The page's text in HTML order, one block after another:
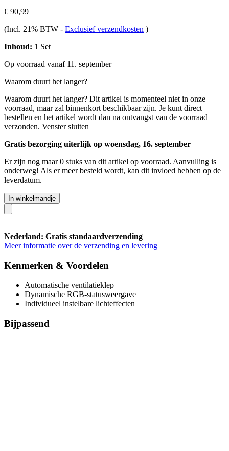
€ 90,99
(Incl. 21% BTW - Exclusief verzendkosten )
Inhoud: 1 Set
Op voorraad vanaf 11. september
Waarom duurt het langer?
Waarom duurt het langer? Dit artikel is momenteel niet in onze
voorraad, maar zal binnenkort beschikbaar zijn. Je kunt direct
bestellen en het artikel wordt dan na ontvangst van de voorraad
verzonden. Venster sluiten
Gratis bezorging uiterlijk op woensdag, 16. september
Er zijn nog maar 0 stuks van dit artikel op voorraad. Aanvulling is
onderweg! Als er meer besteld wordt, kan dit invloed hebben op de
leverdatum.
In winkelmandje
Nederland: Gratis standaardverzending
Meer informatie over de verzending en levering
Kenmerken & Voordelen
Automatische ventilatieklep
Dynamische RGB-statusweergave
Individueel instelbare lichteffecten
Bijpassend